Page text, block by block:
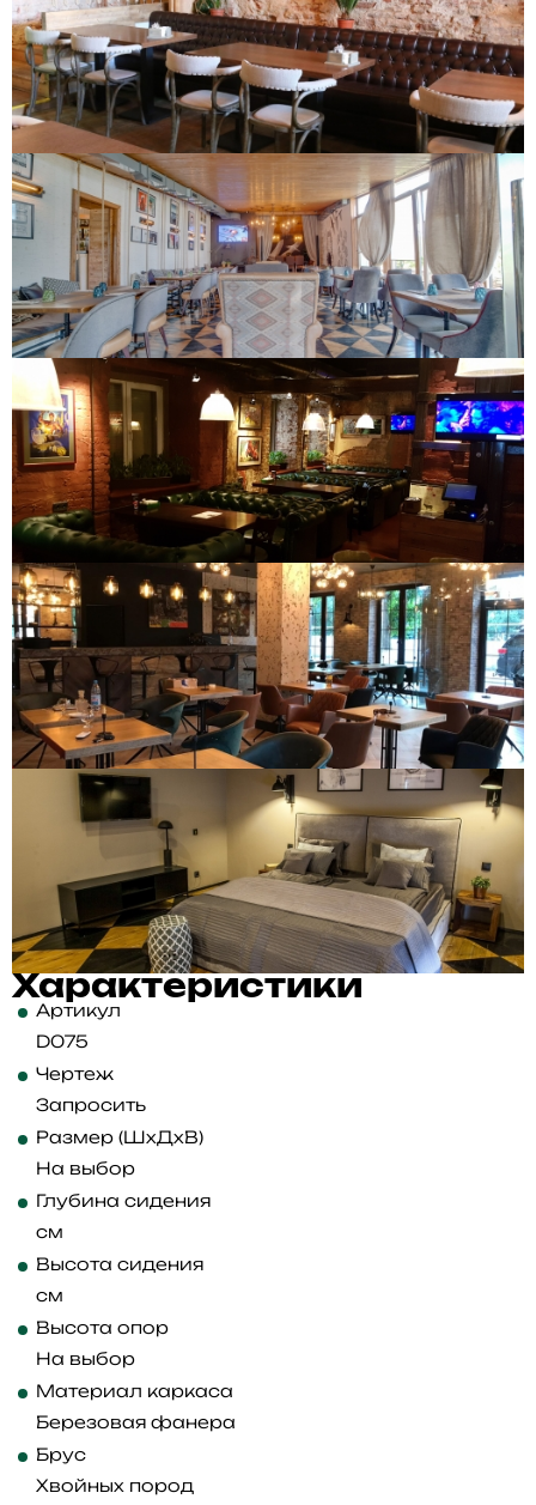
Характеристики
Артикул
D075
Чертеж
Запросить
Размер (ШхДхВ)
На выбор
Глубина сидения
см
Высота сидения
см
Высота опор
На выбор
Материал каркаса
Березовая фанера
Брус
Хвойных пород